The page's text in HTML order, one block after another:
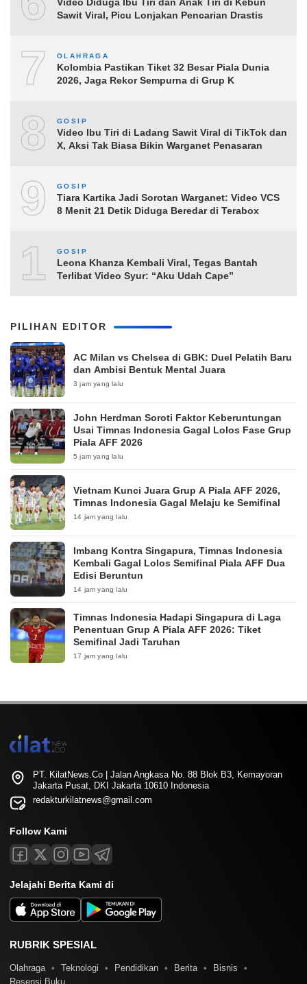
Sawit Viral, Picu Lonjakan Pencarian Drastis
7 OLAHRAGA
Kolombia Pastikan Tiket 32 Besar Piala Dunia
2026, Jaga Rekor Sempurna di Grup K
8 GOSIP
Video Ibu Tiri di Ladang Sawit Viral di TikTok dan
X, Aksi Tak Biasa Bikin Warganet Penasaran
9 GOSIP
Tiara Kartika Jadi Sorotan Warganet: Video VCS
8 Menit 21 Detik Diduga Beredar di Terabox
10
GOSIP
Leona Khanza Kembali Viral, Tegas Bantah
Terlibat Video Syur: “Aku Udah Cape”
PILIHAN EDITOR
AC Milan vs Chelsea di GBK: Duel Pelatih Baru
dan Ambisi Bentuk Mental Juara
3 jam yang lalu
John Herdman Soroti Faktor Keberuntungan
Usai Timnas Indonesia Gagal Lolos Fase Grup
Piala AFF 2026
5 jam yang lalu
Vietnam Kunci Juara Grup A Piala AFF 2026,
Timnas Indonesia Gagal Melaju ke Semifinal
14 jam yang lalu
Imbang Kontra Singapura, Timnas Indonesia
Kembali Gagal Lolos Semifinal Piala AFF Dua
Edisi Beruntun
14 jam yang lalu
Timnas Indonesia Hadapi Singapura di Laga
Penentuan Grup A Piala AFF 2026: Tiket
Semifinal Jadi Taruhan
17 jam yang lalu
PT. KilatNews.Co | Jalan Angkasa No. 88 Blok B3, Kemayoran
Jakarta Pusat, DKI Jakarta 10610 Indonesia
redakturkilatnews@gmail.com
Follow Kami
Jelajahi Berita Kami di
RUBRIK SPESIAL
Olahraga Teknologi Pendidikan Berita
Bisnis
Resensi Buku